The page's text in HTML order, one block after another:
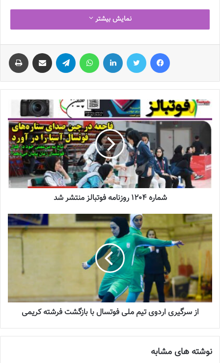
سرمربی تیم خاتون بم درخصوص آخرین وضعیت
شاگردانش برای حضور در این دوره از مسابقات اظهار کرد: تمرینات تیم
را از دوم مرداد آغاز خواهیم کرد تا بتوانیم با آمادگی مطلوبی در این
رقابت‌ها حضور پیدا کنیم. البته در نظر داریم ۲ یا ۳ بازیکن دیگر را هم
صرفا برای جام باشگاه‌های آسیا به خدمت بگیریم.
وی با اشاره به کار سخت شاگردانش در مرحله مقدماتی گفت: تیم‌های
هنگ کنگ و بوتان چون هم مرز با چین هستند فوتبال خوبی دارند. البته
هنوز ترکیب اصلی این تیم‌ها نیز مشخص نشده و ما نمی‌دانیم آنها قرار
است چه لژیونرهایی را به خدمت بگیرند. شناخت کلی ما تیم ملی
آنهاست بنابراین باید ۱۰ روزی منتظر باشیم تا اطلاعات کافی را به دست
بیاوریم ولی با همه این وجود کار آسانی در آسیا نخواهیم داشت.
نوشته های مشابه
چالش هاى ليست جدید تيم ملى فوتبال
زنان
2023-06-14
زنان
2023-12-24
دعوت آزمون از 30 بازیکن به اردوی تیم ملی
2023-03-21
نمایش بیشتر
شماره 1204 روزنامه فوتبالز منتشر شد
از سرگیری اردوی تیم ملی فوتسال با بازگشت فرشته کریمی
نوشته های مشابه